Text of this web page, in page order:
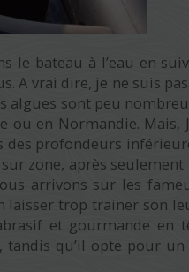
le bateau à l’eau en
A vrai dire, je ne suis
algues sont peu
en Normandie. Mais,
des profondeurs
zone, après seulement
arrivons sur les
laisser trop trainer son
et gourmande en
tandis qu’il opte pour un